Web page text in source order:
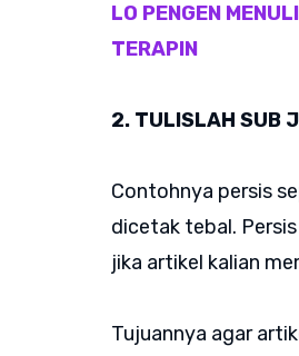
LO PENGEN
TERAPIN
2. TULISLAH SUB
Contohnya persis
dicetak tebal.
jika artikel kalian
Tujuannya agar